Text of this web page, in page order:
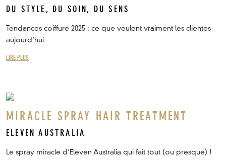
DU STYLE, DU SOIN, DU SENS
Tendances coiffure 2025 : ce que veulent vraiment les clientes
aujourd’hui
LIRE PLUS
MIRACLE SPRAY HAIR TREATMENT
ELEVEN AUSTRALIA
Le spray miracle d'Eleven Australia qui fait tout (ou presque) !